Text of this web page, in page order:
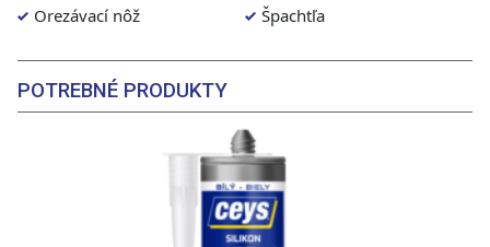
Orezávací nôž
Špachtľa
POTREBNÉ PRODUKTY